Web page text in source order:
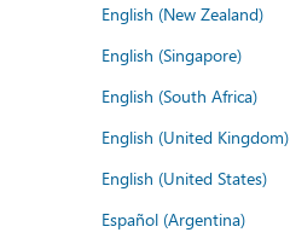
English (New Zealand)
English (Singapore)
English (South Africa)
English (United Kingdom)
English (United States)
Español (Argentina)